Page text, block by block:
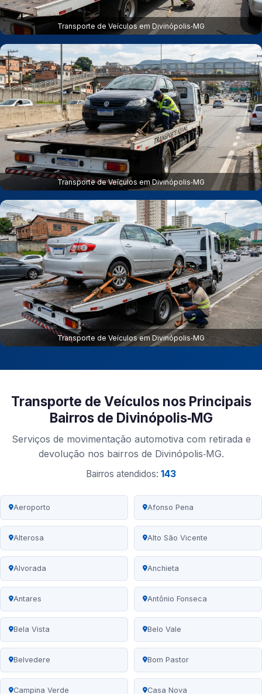
Transporte de Veículos em Divinópolis‑MG
Transporte de Veículos em Divinópolis‑MG
Transporte de Veículos em Divinópolis‑MG
Transporte de Veículos nos Principais
Bairros de Divinópolis‑MG
Serviços de movimentação automotiva com retirada e
devolução nos bairros de Divinópolis‑MG.
Bairros atendidos: 143
Aeroporto Afonso Pena
Alterosa Alto São Vicente
Alvorada Anchieta
Antares Antônio Fonseca
Bela Vista Belo Vale
Belvedere Bom Pastor
Campina Verde Casa Nova